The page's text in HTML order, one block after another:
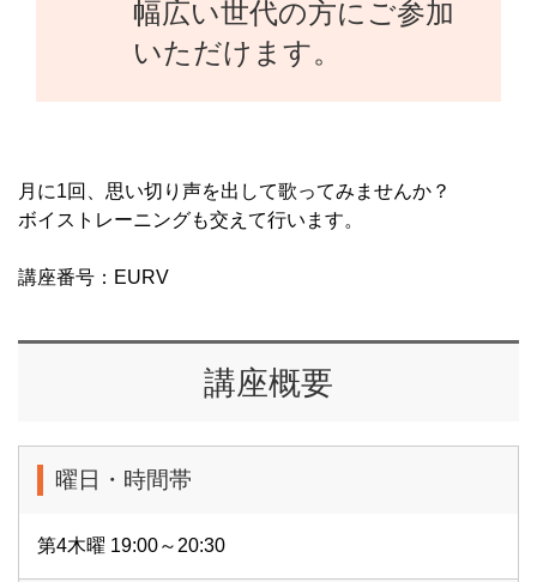
幅広い世代の方にご参加
いただけます。
月に1回、思い切り声を出して歌ってみませんか？
ボイストレーニングも交えて行います。
講座番号：EURV
講座概要
曜日・時間帯
第4木曜 19:00～20:30